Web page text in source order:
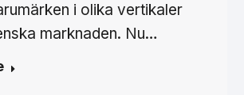
i olika vertikaler
marknaden. Nu…